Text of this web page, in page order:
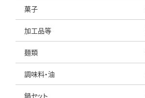
菓子
加工品等
麺類
調味料・油
鍋セット